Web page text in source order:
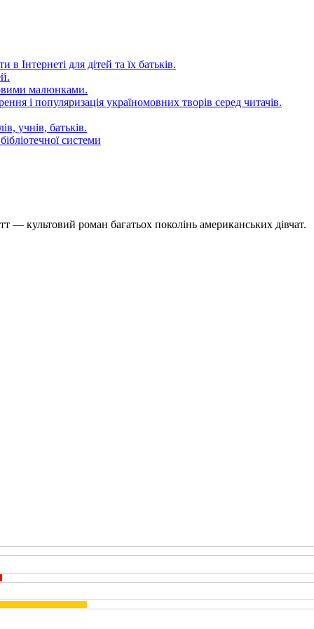
Інтернеті для дітей та їх батьків.
малюнками.
і популяризація україномовних творів серед читачів.
учнів, батьків.
системи
— культовий роман багатьох поколінь американських дівчат.